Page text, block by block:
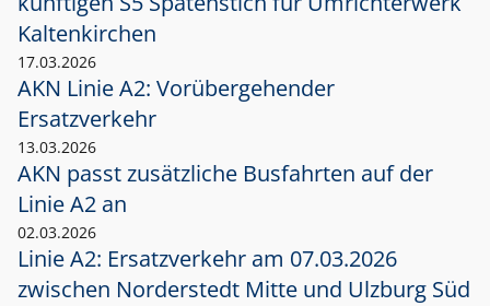
Kaltenkirchen
17.03.2026
AKN Linie A2: Vorübergehender
Ersatzverkehr
13.03.2026
AKN passt zusätzliche Busfahrten auf der
Linie A2 an
02.03.2026
Linie A2: Ersatzverkehr am 07.03.2026
zwischen Norderstedt Mitte und Ulzburg Süd